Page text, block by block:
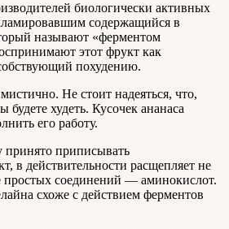
биологически активных
содержащийся в
называют «ферментом
этот фрукт как
похудению.
Не стоит надеяться, что,
будете худеть. Кусочек ананаса
его работу.
принято приписывать
в действительности расщепляет не
простых соединений — аминокислот.
схоже с действием ферментов